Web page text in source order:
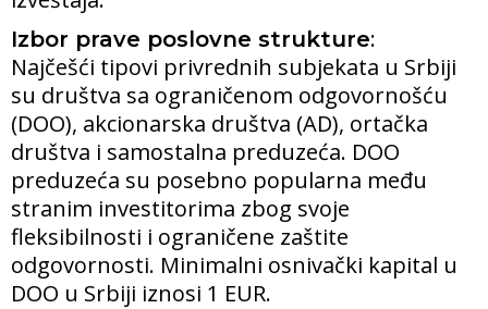
Izbor prave poslovne strukture:
Najčešći tipovi privrednih subjekata u Srbiji
su društva sa ograničenom odgovornošću
(DOO), akcionarska društva (AD), ortačka
društva i samostalna preduzeća. DOO
preduzeća su posebno popularna među
stranim investitorima zbog svoje
fleksibilnosti i ograničene zaštite
odgovornosti. Minimalni osnivački kapital u
DOO u Srbiji iznosi 1 EUR.